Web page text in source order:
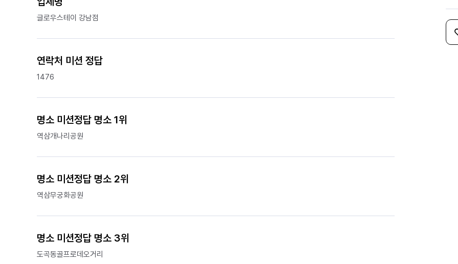
글로우스테이 강남점
연락처 미션 정답
1476
명소 미션정답 명소 1위
역삼개나리공원
명소 미션정답 명소 2위
역삼무궁화공원
명소 미션정답 명소 3위
도곡동골프로데오거리